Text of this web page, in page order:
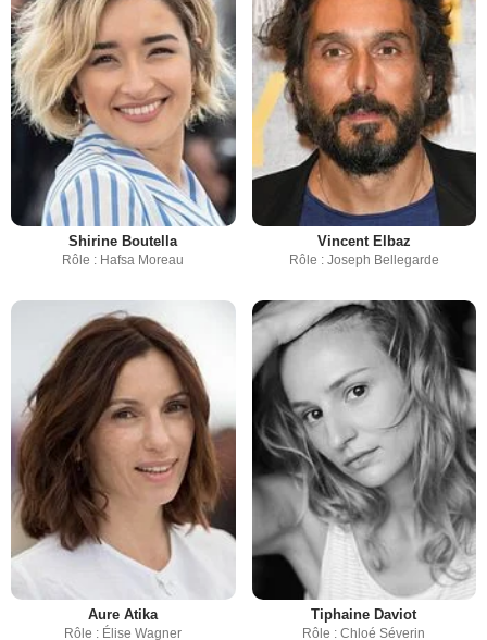
Shirine Boutella
Rôle : Hafsa Moreau
Vincent Elbaz
Rôle : Joseph Bellegarde
Aure Atika
Rôle : Élise Wagner
Tiphaine Daviot
Rôle : Chloé Séverin